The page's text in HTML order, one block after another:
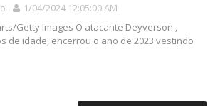
1/04/2024 12:05:00 AM
Getty Images O atacante Deyverson ,
de idade, encerrou o ano de 2023 vestindo